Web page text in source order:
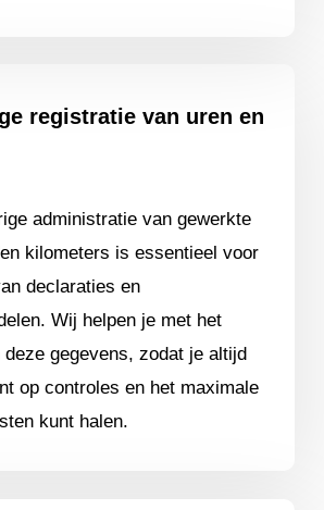
registratie van uren en
administratie van gewerkte
kilometers is essentieel voor
declaraties en
Wij helpen je met het
deze gegevens, zodat je altijd
op controles en het maximale
kunt halen.